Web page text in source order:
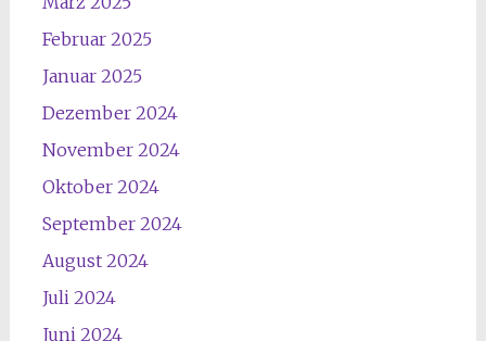
Februar 2025
Januar 2025
Dezember 2024
November 2024
Oktober 2024
September 2024
August 2024
Juli 2024
Juni 2024